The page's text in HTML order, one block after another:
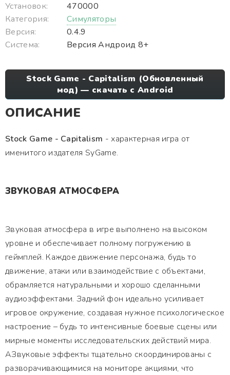
Установок:
470000
Категория:
Симуляторы
Версия:
0.4.9
Система:
Версия Андроид 8+
Stock Game - Capitalism (Обновленный
мод) — скачать с Android
ОПИСАНИЕ
Stock Game - Capitalism - характерная игра от
именитого издателя SyGame.
ЗВУКОВАЯ АТМОСФЕРА
Звуковая атмосфера в игре выполнено на высоком
уровне и обеспечивает полному погружению в
геймплей. Каждое движение персонажа, будь то
движение, атаки или взаимодействие с объектами,
обрамляется натуральными и хорошо сделанными
аудиоэффектами. Задний фон идеально усиливает
игровое окружение, создавая нужное психологическое
настроение – будь то интенсивные боевые сцены или
мирные моменты исследовательских действий мира.
АЗвуковые эффекты тщательно скоординированы с
разворачивающимися на мониторе акциями, что